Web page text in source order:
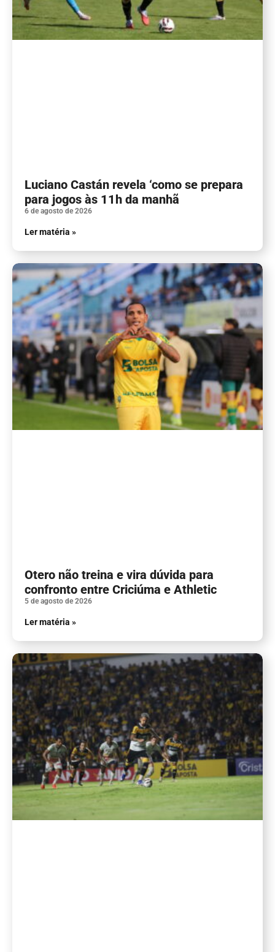
Luciano Castán revela ‘como se prepara
para jogos às 11h da manhã
6 de agosto de 2026
Ler matéria »
Otero não treina e vira dúvida para
confronto entre Criciúma e Athletic
5 de agosto de 2026
Ler matéria »